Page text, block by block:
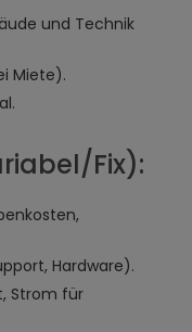
und Technik
Miete).
Fix):
Hardware).
Strom für